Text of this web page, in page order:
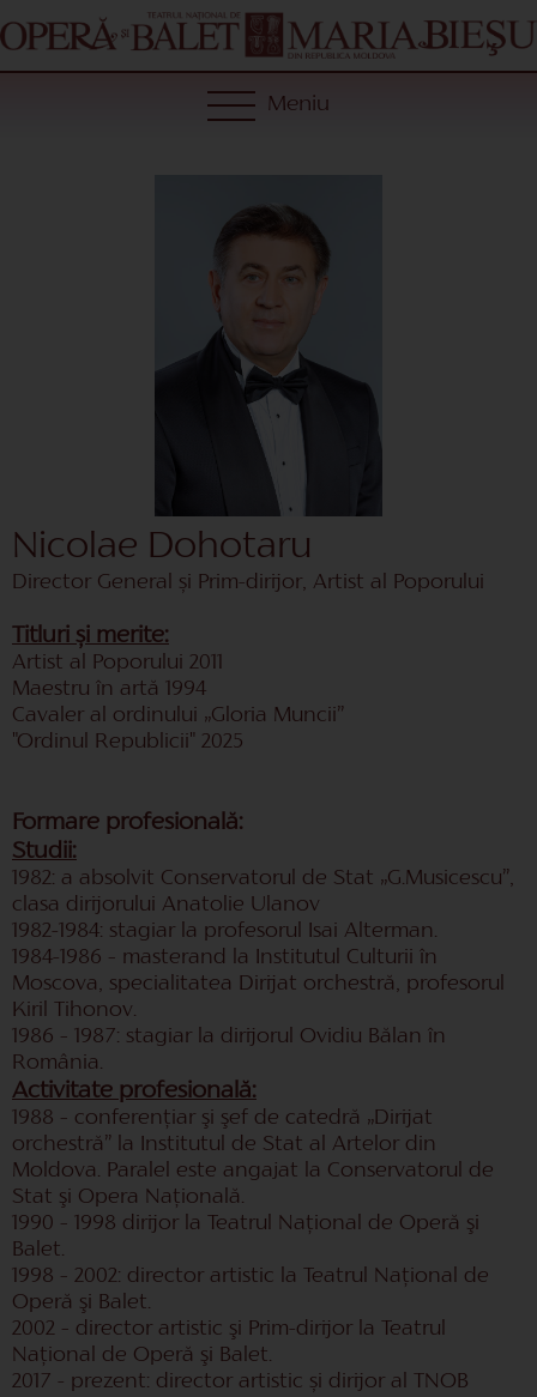
Meniu
Nicolae Dohotaru
Director General și Prim-dirijor, Artist al Poporului
Titluri și merite:
Artist al Poporului 2011
Maestru în artă 1994
Cavaler al ordinului „Gloria Muncii”
"Ordinul Republicii" 2025
Formare profesională:
Studii:
1982: a absolvit Conservatorul de Stat „G.Musicescu”,
clasa dirijorului Anatolie Ulanov
1982-1984: stagiar la profesorul Isai Alterman.
1984-1986 – masterand la Institutul Culturii în
Moscova, specialitatea Dirijat orchestră, profesorul
Kiril Tihonov.
1986 – 1987: stagiar la dirijorul Ovidiu Bălan în
România.
Activitate profesională:
1988 – conferenţiar şi şef de catedră „Dirijat
orchestră” la Institutul de Stat al Artelor din
Moldova. Paralel este angajat la Conservatorul de
Stat şi Opera Naţională.
1990 – 1998 dirijor la Teatrul Naţional de Operă şi
Balet.
1998 – 2002: director artistic la Teatrul Naţional de
Operă şi Balet.
2002 – director artistic şi Prim-dirijor la Teatrul
Naţional de Operă şi Balet.
2017 - prezent: director artistic și dirijor al TNOB